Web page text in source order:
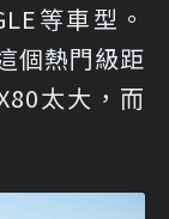
等車型。
個熱門級距
太大，而